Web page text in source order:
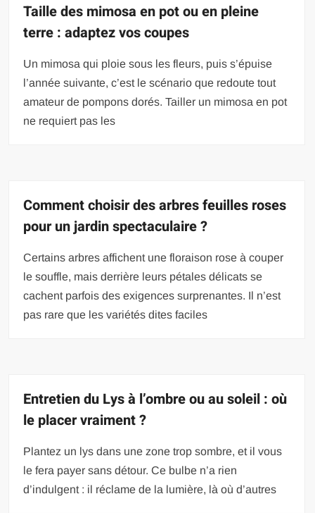
Taille des mimosa en pot ou en pleine
terre : adaptez vos coupes
Un mimosa qui ploie sous les fleurs, puis s’épuise
l’année suivante, c’est le scénario que redoute tout
amateur de pompons dorés. Tailler un mimosa en pot
ne requiert pas les
Comment choisir des arbres feuilles roses
pour un jardin spectaculaire ?
Certains arbres affichent une floraison rose à couper
le souffle, mais derrière leurs pétales délicats se
cachent parfois des exigences surprenantes. Il n’est
pas rare que les variétés dites faciles
Entretien du Lys à l’ombre ou au soleil : où
le placer vraiment ?
Plantez un lys dans une zone trop sombre, et il vous
le fera payer sans détour. Ce bulbe n’a rien
d’indulgent : il réclame de la lumière, là où d’autres